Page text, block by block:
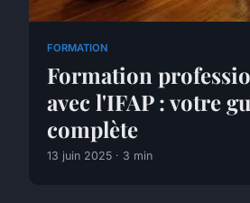
FORMATION
Formation
avec l'IFAP : votre
complète
13 juin 2025 · 3 min